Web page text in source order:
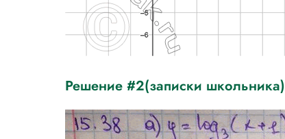
Решение #2(записки школьника)